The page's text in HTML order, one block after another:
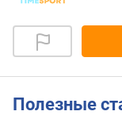
Полезные